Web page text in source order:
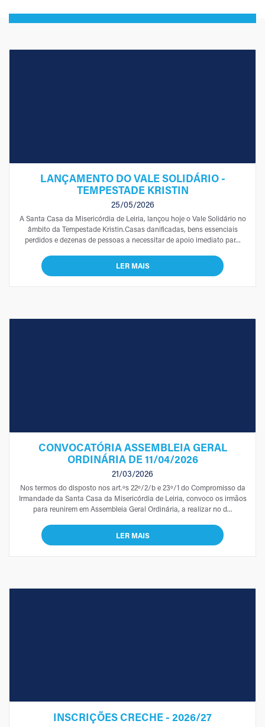
LANÇAMENTO DO VALE SOLIDÁRIO -
TEMPESTADE KRISTIN
25/05/2026
A Santa Casa da Misericórdia de Leiria, lançou hoje o Vale Solidário no
âmbito da Tempestade Kristin.Casas danificadas, bens essenciais
perdidos e dezenas de pessoas a necessitar de apoio imediato par...
LER MAIS
CONVOCATÓRIA ASSEMBLEIA GERAL
ORDINÁRIA DE 11/04/2026
21/03/2026
Nos termos do disposto nos art.ºs 22º/2/b e 23º/1 do Compromisso da
Irmandade da Santa Casa da Misericórdia de Leiria, convoco os irmãos
para reunirem em Assembleia Geral Ordinária, a realizar no d...
LER MAIS
INSCRIÇÕES CRECHE - 2026/27